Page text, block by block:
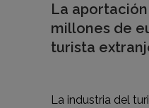
La
millones de
turista
La industria del